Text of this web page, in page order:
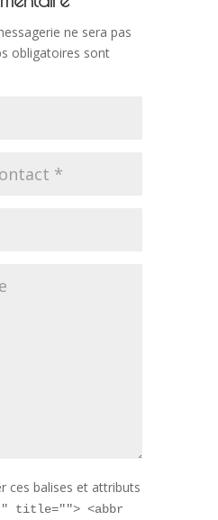
ne sera pas
obligatoires sont
ces balises et attributs
title=""> <abbr